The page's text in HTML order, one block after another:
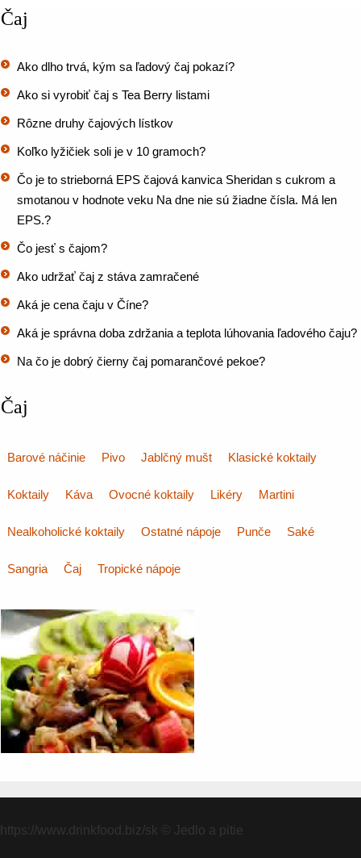
Čaj
Ako dlho trvá, kým sa ľadový čaj pokazí?
Ako si vyrobiť čaj s Tea Berry listami
Rôzne druhy čajových lístkov
Koľko lyžičiek soli je v 10 gramoch?
Čo je to strieborná EPS čajová kanvica Sheridan s cukrom a
smotanou v hodnote veku Na dne nie sú žiadne čísla. Má len
EPS.?
Čo jesť s čajom?
Ako udržať čaj z stáva zamračené
Aká je cena čaju v Číne?
Aká je správna doba zdržania a teplota lúhovania ľadového čaju?
Na čo je dobrý čierny čaj pomarančové pekoe?
Čaj
Barové náčinie Pivo Jablčný mušt Klasické koktaily
Koktaily Káva Ovocné koktaily Likéry Martini
Nealkoholické koktaily Ostatné nápoje Punče Saké
Sangria Čaj Tropické nápoje
https://www.drinkfood.biz/sk © Jedlo a pitie